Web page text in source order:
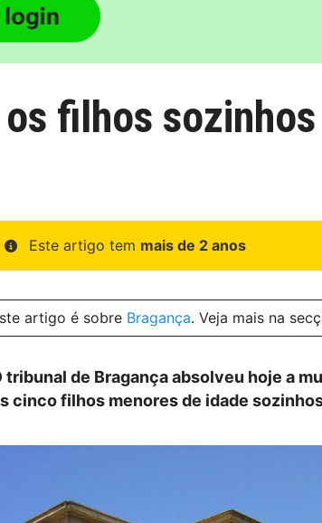
filhos
Este artigo tem mais de 2 anos
artigo é sobre Bragança. Veja mais na
tribunal de Bragança absolveu hoje a
cinco filhos menores de idade